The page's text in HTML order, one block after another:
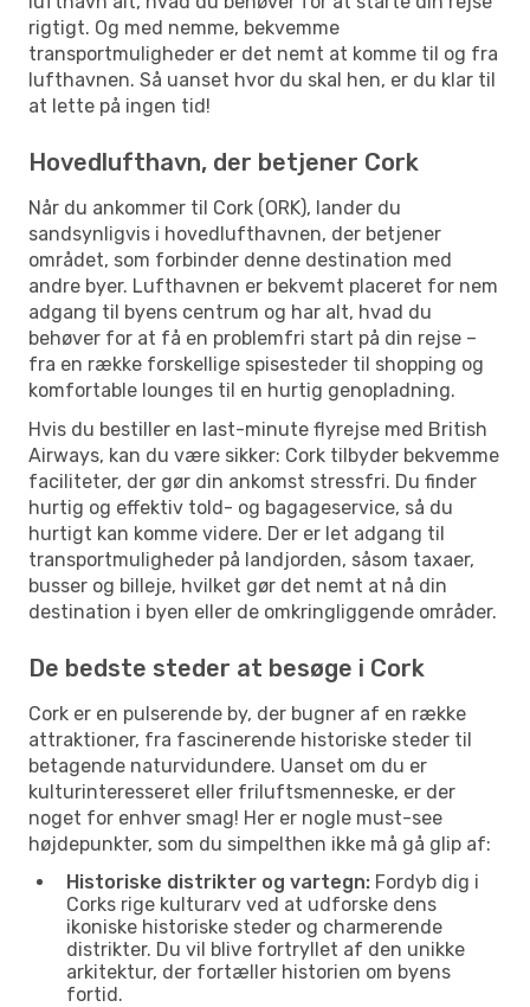
rigtigt. Og med nemme, bekvemme
transportmuligheder er det nemt at komme til og fra
lufthavnen. Så uanset hvor du skal hen, er du klar til
at lette på ingen tid!
Hovedlufthavn, der betjener Cork
Når du ankommer til Cork (ORK), lander du
sandsynligvis i hovedlufthavnen, der betjener
området, som forbinder denne destination med
andre byer. Lufthavnen er bekvemt placeret for nem
adgang til byens centrum og har alt, hvad du
behøver for at få en problemfri start på din rejse –
fra en række forskellige spisesteder til shopping og
komfortable lounges til en hurtig genopladning.
Hvis du bestiller en last-minute flyrejse med British
Airways, kan du være sikker: Cork tilbyder bekvemme
faciliteter, der gør din ankomst stressfri. Du finder
hurtig og effektiv told- og bagageservice, så du
hurtigt kan komme videre. Der er let adgang til
transportmuligheder på landjorden, såsom taxaer,
busser og billeje, hvilket gør det nemt at nå din
destination i byen eller de omkringliggende områder.
De bedste steder at besøge i Cork
Cork er en pulserende by, der bugner af en række
attraktioner, fra fascinerende historiske steder til
betagende naturvidundere. Uanset om du er
kulturinteresseret eller friluftsmenneske, er der
noget for enhver smag! Her er nogle must-see
højdepunkter, som du simpelthen ikke må gå glip af:
Historiske distrikter og vartegn: Fordyb dig i
Corks rige kulturarv ved at udforske dens
ikoniske historiske steder og charmerende
distrikter. Du vil blive fortryllet af den unikke
arkitektur, der fortæller historien om byens
fortid.